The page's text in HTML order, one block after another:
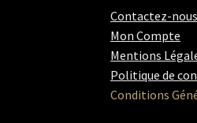
Contactez-nous
Mon Compte
Mentions
Politique de
Conditions